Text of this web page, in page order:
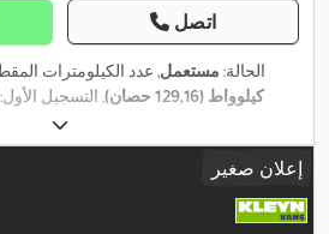
اتصل
الحالة: مستعمل, عدد الكيلومترات
كيلوواط (129,16 حصان)
, التسجيل الأول:
, تكوين المحور:
وقود:ديزل, لون:أبيض, كابينة
ميكانيكي
المقاعد:
الكلي:
إعلان صغير